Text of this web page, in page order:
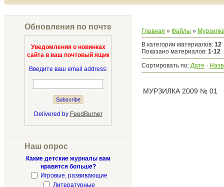
Обновления по почте
Уведомления о новинках
сайта в ваш почтовый ящик
Введите ваш email address:
Delivered by FeedBurner
Наш опрос
Какие детские журналы вам
нравятся больше?
Игровые, развивающие
Литературные
Главная » Файлы »
В категории материалов: 12
Показано материалов: 1-12
Сортировать по: Дате ·
МУРЗИЛКА 2009 № 01